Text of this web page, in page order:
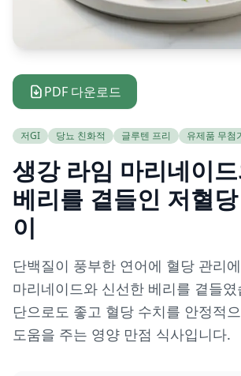
PDF 다운로드
저GI 당뇨 친화적 글루텐 프리 유제품 무첨
생강 라임 마리네이
베리를 곁들인 저혈
이
단백질이 풍부한 연어에 혈당 관리
마리네이드와 신선한 베리를 곁들
단으로도 좋고 혈당 수치를 안정적
도움을 주는 영양 만점 식사입니다.